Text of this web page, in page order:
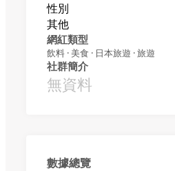
性別
其他
網紅類型
飲料 · 美食 · 日本旅遊 · 旅遊
社群簡介
無資料
數據總覽